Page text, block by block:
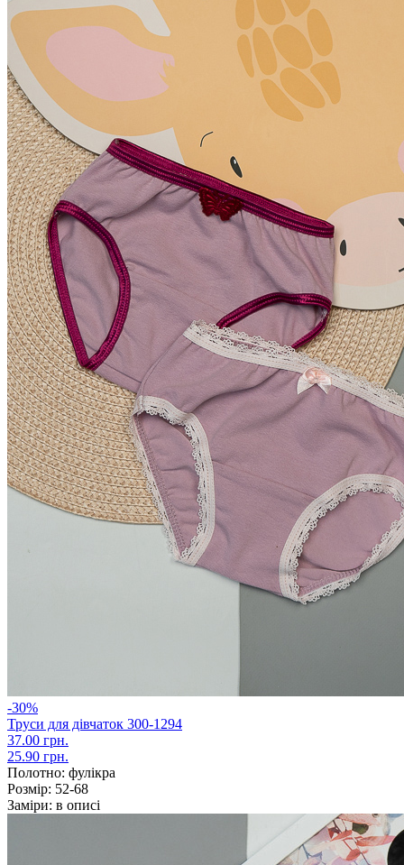
-30%
Труси для дівчаток 300-1294
37.00 грн.
25.90 грн.
Полотно: фулікра
Розмір: 52-68
Заміри: в описі